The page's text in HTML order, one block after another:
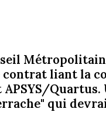
contrat liant la
qui